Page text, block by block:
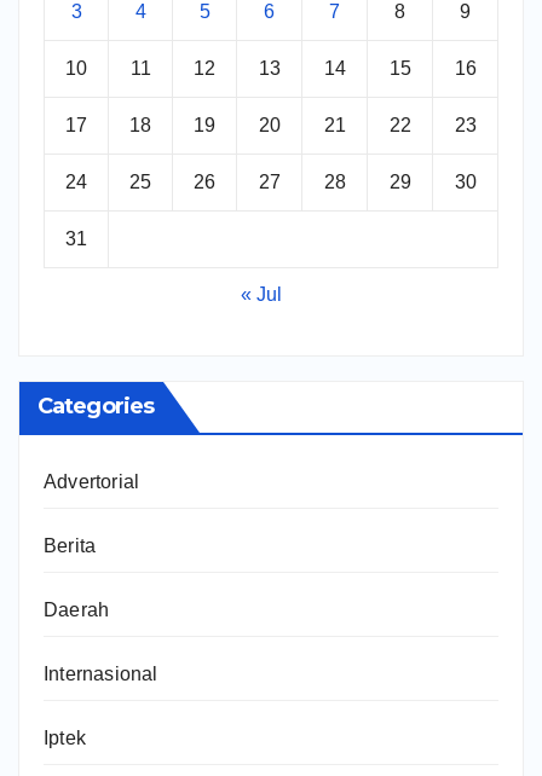
3 4 5 6 7 8 9
10 11 12 13 14 15 16
17 18 19 20 21 22 23
24 25 26 27 28 29 30
31
« Jul
Categories
Advertorial
Berita
Daerah
Internasional
Iptek